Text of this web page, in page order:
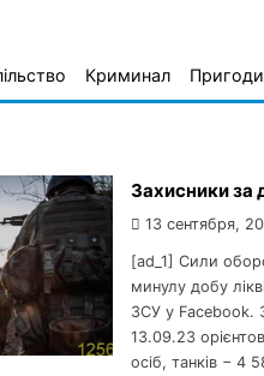
Криминал Пригоди
Захисники за
13 сентября,
[ad_1] Сили
минулу добу
ЗСУ у Facebook.
13.09.23
осіб, танків − 4